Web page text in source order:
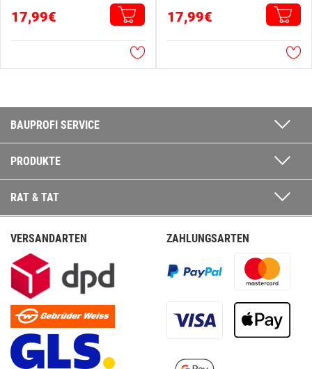
17,99€ 17,99€
BAUPROFI SERVICE
PRODUKTE
RAT & TAT
VERSANDARTEN ZAHLUNGSARTEN